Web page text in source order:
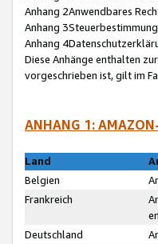
Anhang 2Anwendbares
Anhang
Anhang
Diese Anhänge enthalten
vorgeschrieben ist, gilt im
ANHANG 1:
Land
Belgien
Frankreich
Deutschland